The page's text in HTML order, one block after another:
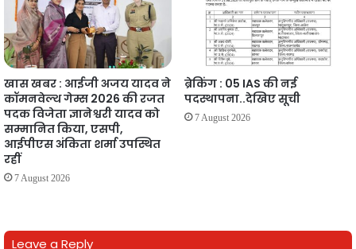
खास खबर : आईजी अजय यादव ने
कॉमनवेल्थ गेम्स 2026 की रजत
पदक विजेता ज्ञानेश्वरी यादव को
सम्मानित किया, एसपी,
आईपीएस अंकिता शर्मा उपस्थित
रहीं
7 August 2026
ब्रेकिंग : 05 IAS की नई
पदस्थापना..देखिए सूची
7 August 2026
Leave a Reply